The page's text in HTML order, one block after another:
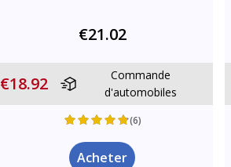
€21.02
€18.92
Commande
d'automobiles
(6)
Acheter